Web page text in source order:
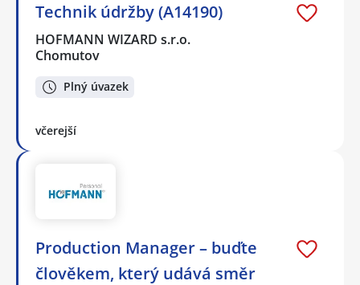
Technik údržby (A14190)
HOFMANN WIZARD s.r.o.
Chomutov
Plný úvazek
včerejší
Production Manager – buďte
člověkem, který udává směr